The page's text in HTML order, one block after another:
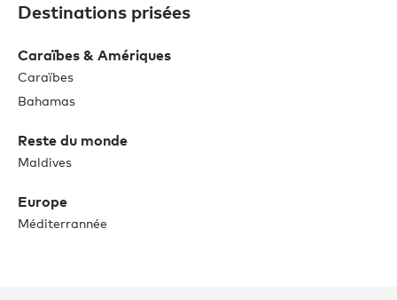
Destinations prisées
Caraïbes & Amériques
Caraïbes
Bahamas
Reste du monde
Maldives
Europe
Méditerrannée